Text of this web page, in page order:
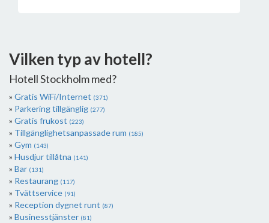
Vilken typ av hotell?
Hotell Stockholm med?
Gratis WiFi/Internet (371)
Parkering tillgänglig (277)
Gratis frukost (223)
Tillgänglighetsanpassade rum (185)
Gym (143)
Husdjur tillåtna (141)
Bar (131)
Restaurang (117)
Tvättservice (91)
Reception dygnet runt (87)
Businesstjänster (81)